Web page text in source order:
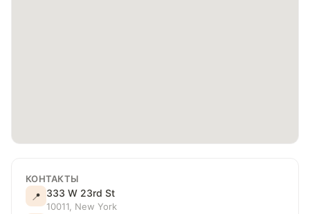
КОНТАКТЫ
📍 333 W 23rd St
10011, New York